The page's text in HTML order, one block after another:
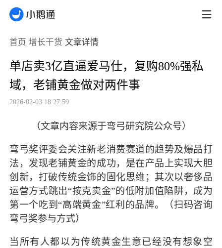
首页 增长干货 文章详情
单店卖3亿直逼爱马仕，复购80%强私
域，老铺黄金做对两件事
2026-02-03 18:27:59
（文章内容来源于弯弓研究院公众号）
弯弓奖评委会关注新老消费赛道的趋势及爆品打
法，发现老铺黄金的成功，是在产品上实现大胆
创新，打破传统金饰的固化思维；其次以奢侈品
运营方式跳出“按克卖金”的低附加值陷阱，成为
第一个吃到“高端黄金”红利的品牌。（扫码咨询
弯弓奖参与方式）
当所有人都以为传统黄金生意已经没有想象空